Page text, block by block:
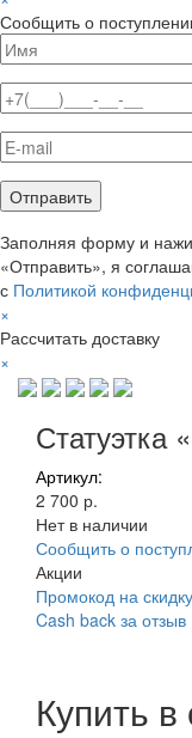
Сообщить о
Заполняя форму и
«Отправить», я
с Политикой
×
Рассчитать доставку
×
Статуэтка
Артикул:
2 700 р.
Нет в наличии
Сообщить о
Акции
Промокод на скидку
Cash back за отзыв
Купить